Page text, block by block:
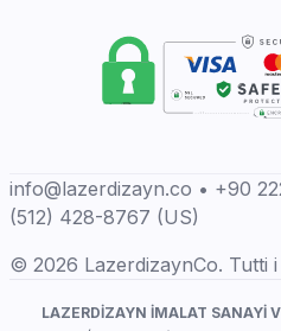
info@lazerdizayn.co • +90
(512) 428-8767 (US)
© 2026 LazerdizaynCo. Tutti
LAZERDİZAYN İMALAT SANAYİ